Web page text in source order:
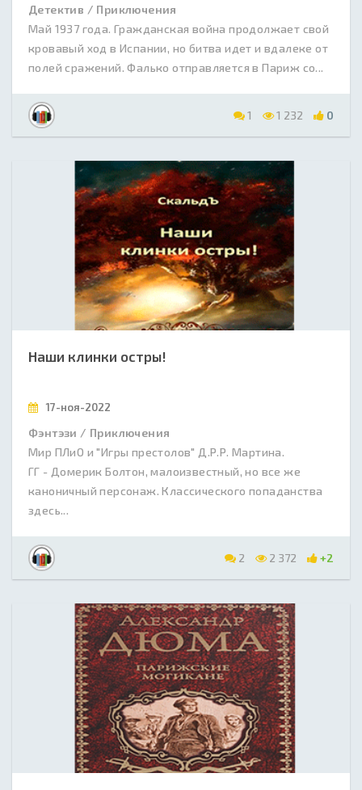
Детектив / Приключения
Май 1937 года. Гражданская война продолжает свой
кровавый ход в Испании, но битва идет и вдалеке от
полей сражений. Фалько отправляется в Париж со...
1 1 232 0
Наши клинки остры!
17-ноя-2022
Фэнтэзи / Приключения
Мир ПЛиО и "Игры престолов" Д.Р.Р. Мартина.
ГГ - Домерик Болтон, малоизвестный, но все же
каноничный персонаж. Классического попаданства
здесь...
2 2 372 +2